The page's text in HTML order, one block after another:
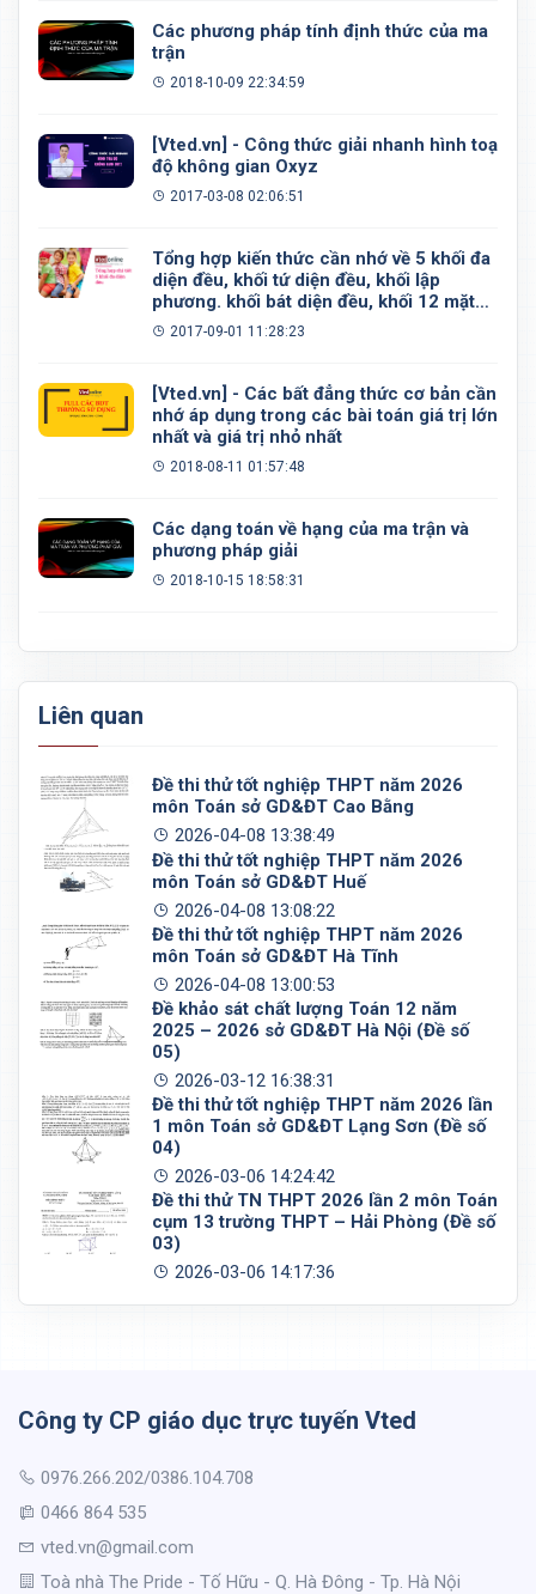
Các phương pháp tính định thức của ma
trận
2018-10-09 22:34:59
[Vted.vn] - Công thức giải nhanh hình toạ
độ không gian Oxyz
2017-03-08 02:06:51
Tổng hợp kiến thức cần nhớ về 5 khối đa
diện đều, khối tứ diện đều, khối lập
phương. khối bát diện đều, khối 12 mặt
đều, khối 20 mặt đều
2017-09-01 11:28:23
[Vted.vn] - Các bất đẳng thức cơ bản cần
nhớ áp dụng trong các bài toán giá trị lớn
nhất và giá trị nhỏ nhất
2018-08-11 01:57:48
Các dạng toán về hạng của ma trận và
phương pháp giải
2018-10-15 18:58:31
Liên quan
Đề thi thử tốt nghiệp THPT năm 2026
môn Toán sở GD&ĐT Cao Bằng
2026-04-08 13:38:49
Đề thi thử tốt nghiệp THPT năm 2026
môn Toán sở GD&ĐT Huế
2026-04-08 13:08:22
Đề thi thử tốt nghiệp THPT năm 2026
môn Toán sở GD&ĐT Hà Tĩnh
2026-04-08 13:00:53
Đề khảo sát chất lượng Toán 12 năm
2025 – 2026 sở GD&ĐT Hà Nội (Đề số
05)
2026-03-12 16:38:31
Đề thi thử tốt nghiệp THPT năm 2026 lần
1 môn Toán sở GD&ĐT Lạng Sơn (Đề số
04)
2026-03-06 14:24:42
Đề thi thử TN THPT 2026 lần 2 môn Toán
cụm 13 trường THPT – Hải Phòng (Đề số
03)
2026-03-06 14:17:36
Công ty CP giáo dục trực tuyến Vted
0976.266.202/0386.104.708
0466 864 535
vted.vn@gmail.com
Toà nhà The Pride - Tố Hữu - Q. Hà Đông - Tp. Hà Nội